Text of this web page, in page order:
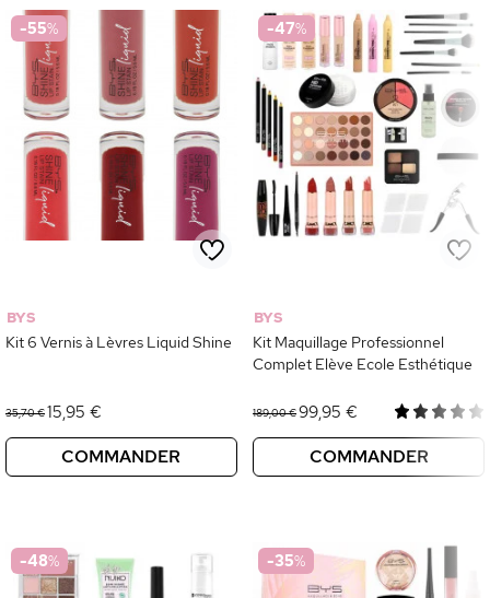
-55%
BYS
Kit 6 Vernis à Lèvres Liquid Shine
35,70 €15,95 €
COMMANDER
-47%
BYS
Kit Maquillage Professionnel
Complet Elève Ecole Esthétique
189,00 €99,95 €
COMMANDER
-48% -35%